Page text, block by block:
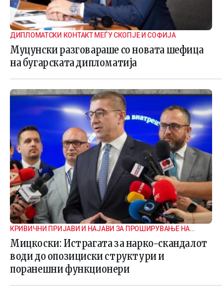
ДИПЛОМАТСКИ КОНТАКТ МЕЃУ СКОПЈЕ И СОФИЈА
Муцунски разговараше со новата шефица
на бугарската дипломатија
КРИВИЧНИ ПРИЈАВИ И НАЈАВИ ЗА ПРОШИРУВАЊЕ НА
ИСТРАГАТА
Мицкоски: Истрагата за нарко-скандалот
води до опозициски структури и
поранешни функционери